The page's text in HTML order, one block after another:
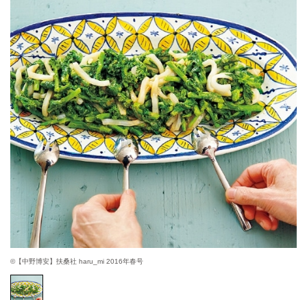
©【中野博安】扶桑社 haru_mi 2016年春号